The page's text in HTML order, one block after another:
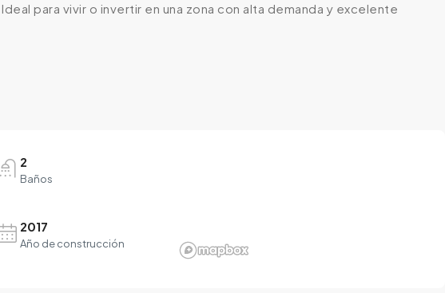
para vivir o invertir en una zona con alta demanda y excelente
2
Baños
2017
Año de construcción